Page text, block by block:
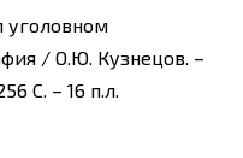
уголовном
/ О.Ю. Кузнецов. –
С. – 16 п.л.